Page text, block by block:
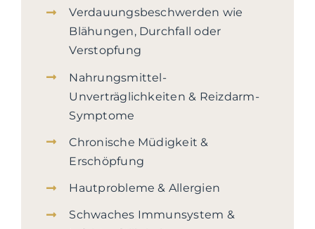
Verdauungsbeschwerden wie
Blähungen, Durchfall oder
Verstopfung
Nahrungsmittel-
Unverträglichkeiten & Reizdarm-
Symptome
Chronische Müdigkeit &
Erschöpfung
Hautprobleme & Allergien
Schwaches Immunsystem &